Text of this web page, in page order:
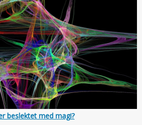
beslektet med magi?